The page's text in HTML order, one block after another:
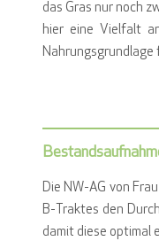
das Gras nur noch
hier eine Vielfalt
Nahrungsgrundlage
Die NW-AG von
B-Traktes den
damit diese optimal